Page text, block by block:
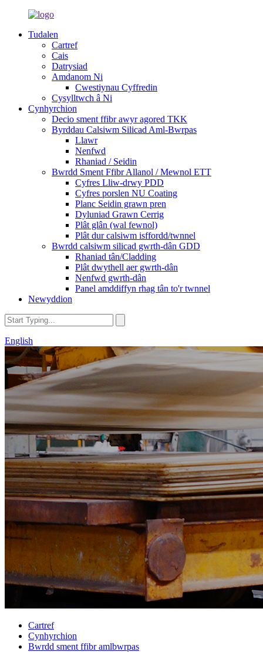
Tudalen
Cartref
Cais
Datrysiad
Amdanom Ni
Cwestiynau Cyffredin
Cysylltwch â Ni
Cynhyrchion
Decio sment ffibr awyr agored TKK
Byrddau Calsiwm Silicad Aml-Bwrpas
Llawr
Nenfwd
Rhaniad / Seidin
Bwrdd Sment Ffibr Allanol / Mewnol ETT
Cyfres Lliw-drwy PDD
Cyfres porslen NU Coating
Planc Seidin grawn pren
Dyluniad Grawn Cerrig
Plât glân (wal fewnol)
Plât dur calsiwm isffordd/twnnel
Bwrdd calsiwm silicad gwrth-dân GDD
Rhaniad tân/Cladding
Plât dwythell aer gwrth-dân
Nenfwd gwrth-dân
Panel amddiffyn rhag tân to'r twnnel
Newyddion
English
Cartref
Cynhyrchion
Bwrdd sment ffibr amlbwrpas